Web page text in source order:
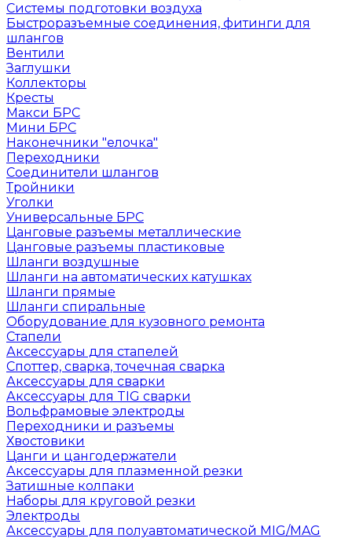
Системы подготовки воздуха
Быстроразъемные соединения, фитинги для
шлангов
Вентили
Заглушки
Коллекторы
Кресты
Макси БРС
Мини БРС
Наконечники "елочка"
Переходники
Соединители шлангов
Тройники
Уголки
Универсальные БРС
Цанговые разъемы металлические
Цанговые разъемы пластиковые
Шланги воздушные
Шланги на автоматических катушках
Шланги прямые
Шланги спиральные
Оборудование для кузовного ремонта
Стапели
Аксессуары для стапелей
Споттер, сварка, точечная сварка
Аксессуары для сварки
Аксессуары для TIG сварки
Вольфрамовые электроды
Переходники и разъемы
Хвостовики
Цанги и цангодержатели
Аксессуары для плазменной резки
Затишные колпаки
Наборы для круговой резки
Электроды
Аксессуары для полуавтоматической MIG/MAG